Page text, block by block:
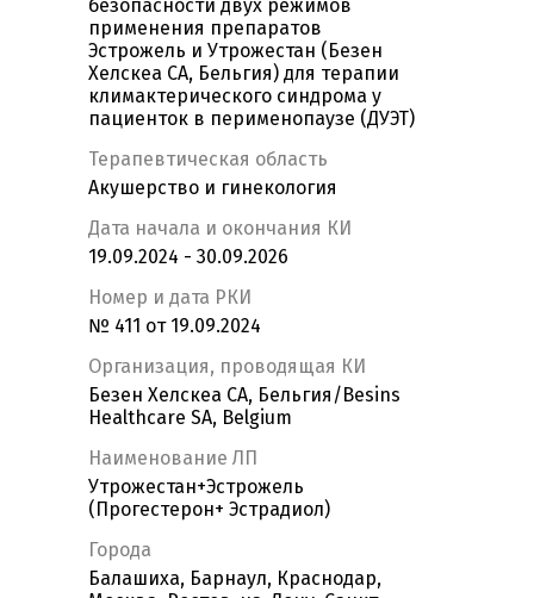
безопасности двух режимов
применения препаратов
Эстрожель и Утрожестан (Безен
Хелскеа СА, Бельгия) для терапии
климактерического синдрома у
пациенток в перименопаузе (ДУЭТ)
Терапевтическая область
Акушерство и гинекология
Дата начала и окончания КИ
19.09.2024 - 30.09.2026
Номер и дата РКИ
№ 411 от 19.09.2024
Организация, проводящая КИ
Безен Хелскеа СА, Бельгия/Besins
Healthcare SA, Belgium
Наименование ЛП
Утрожестан+Эстрожель
(Прогестерон+ Эстрадиол)
Города
Балашиха, Барнаул, Краснодар,